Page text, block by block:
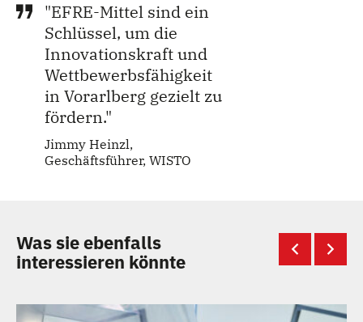
"EFRE-Mittel sind ein
Schlüssel, um die
Innovationskraft und
Wettbewerbsfähigkeit
in Vorarlberg gezielt zu
fördern."
Jimmy Heinzl,
Geschäftsführer, WISTO
Was sie ebenfalls
interessieren könnte